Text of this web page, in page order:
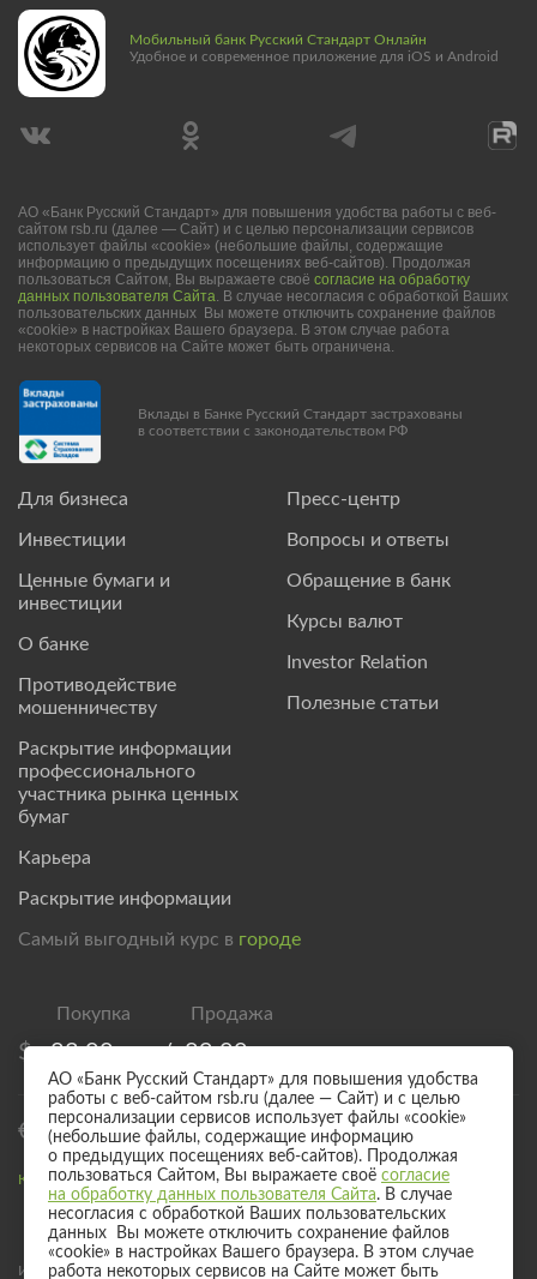
Для бизнеса
Инвестиции
Ценные бумаги и
инвестиции
О банке
Противодействие
мошенничеству
Раскрытие информации
профессионального
участника рынка ценных
бумаг
Карьера
Раскрытие информации
Пресс-центр
Вопросы и ответы
Обращение в банк
Курсы валют
Investor Relation
Полезные статьи
Мобильный банк Русский Стандарт Онлайн
Удобное и современное приложение для iOS и Android
АО «Банк Русский Стандарт» для повышения удобства работы с веб-
сайтом rsb.ru (далее — Сайт) и с целью персонализации сервисов
использует файлы «cookie» (небольшие файлы, содержащие
информацию о предыдущих посещениях веб-сайтов). Продолжая
пользоваться Сайтом, Вы выражаете своё согласие на обработку
данных пользователя Сайта. В случае несогласия с обработкой Ваших
пользовательских данных Вы можете отключить сохранение файлов
«cookie» в настройках Вашего браузера. В этом случае работа
некоторых сервисов на Сайте может быть ограничена.
Вклады в Банке Русский Стандарт застрахованы
в соответствии с законодательством РФ
Самый выгодный курс в городе
$ 83,00 / 89,00
€ 95,00 / 101,00
Курс валют для безналичного обмена
Информация о процентных ставках по договорам банковского вклада
АО «Банк Русский Стандарт» для повышения удобства
работы с веб-сайтом rsb.ru (далее — Сайт) и с целью
персонализации сервисов использует файлы «cookie»
(небольшие файлы, содержащие информацию
о предыдущих посещениях веб-сайтов). Продолжая
пользоваться Сайтом, Вы выражаете своё согласие
на обработку данных пользователя Сайта. В случае
несогласия с обработкой Ваших пользовательских
данных Вы можете отключить сохранение файлов
«cookie» в настройках Вашего браузера. В этом случае
работа некоторых сервисов на Сайте может быть